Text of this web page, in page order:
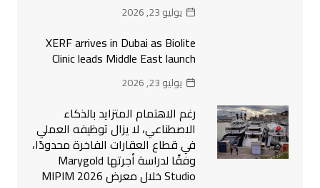
يوليو 23, 2026
XERF arrives in Dubai as Biolite
Clinic leads Middle East launch
يوليو 23, 2026
رغم الاهتمام المتزايد بالذكاء
الاصطناعي، لا يزال توظيفه العملي
في قطاع العقارات الفاخرة محدودًا،
وفقًا لدراسة أجرتها Marygold
Studio خلال معرض MIPIM 2026